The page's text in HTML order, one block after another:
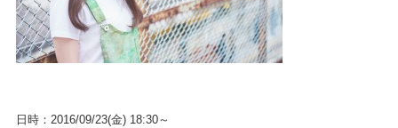
日時：2016/09/23(金) 18:30～